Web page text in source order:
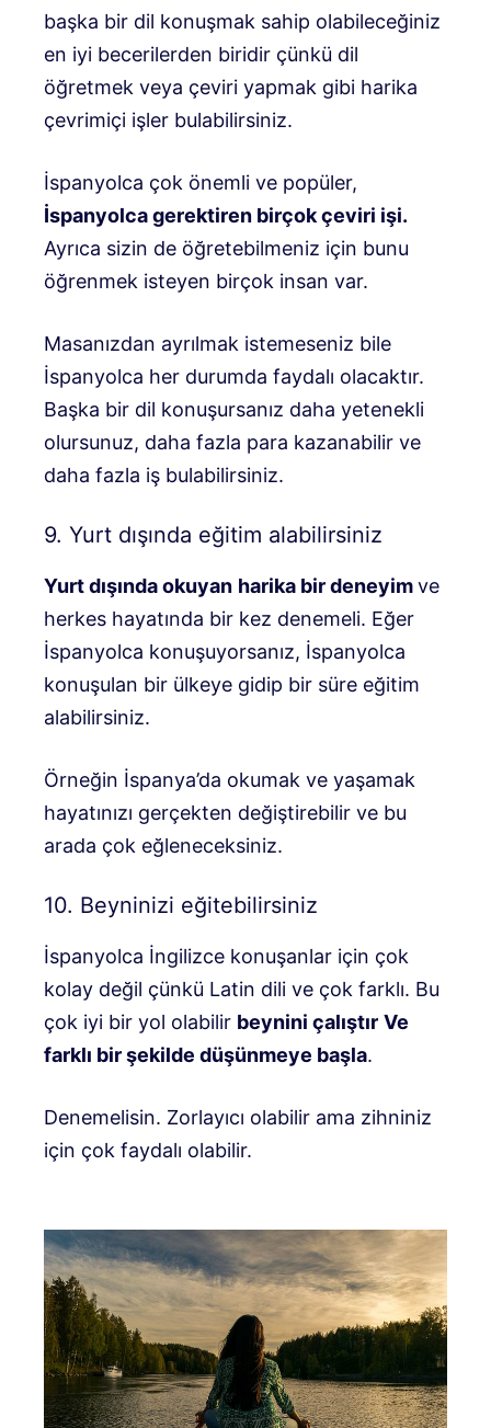
başka bir dil konuşmak sahip olabileceğiniz
en iyi becerilerden biridir çünkü dil
öğretmek veya çeviri yapmak gibi harika
çevrimiçi işler bulabilirsiniz.
İspanyolca çok önemli ve popüler,
İspanyolca gerektiren birçok çeviri işi.
Ayrıca sizin de öğretebilmeniz için bunu
öğrenmek isteyen birçok insan var.
Masanızdan ayrılmak istemeseniz bile
İspanyolca her durumda faydalı olacaktır.
Başka bir dil konuşursanız daha yetenekli
olursunuz, daha fazla para kazanabilir ve
daha fazla iş bulabilirsiniz.
9. Yurt dışında eğitim alabilirsiniz
Yurt dışında okuyan harika bir deneyimve
herkes hayatında bir kez denemeli. Eğer
İspanyolca konuşuyorsanız, İspanyolca
konuşulan bir ülkeye gidip bir süre eğitim
alabilirsiniz.
Örneğin İspanya’da okumak ve yaşamak
hayatınızı gerçekten değiştirebilir ve bu
arada çok eğleneceksiniz.
10. Beyninizi eğitebilirsiniz
İspanyolca İngilizce konuşanlar için çok
kolay değil çünkü Latin dili ve çok farklı. Bu
çok iyi bir yol olabilir beynini çalıştır Ve
farklı bir şekilde düşünmeye başla.
Denemelisin. Zorlayıcı olabilir ama zihniniz
için çok faydalı olabilir.